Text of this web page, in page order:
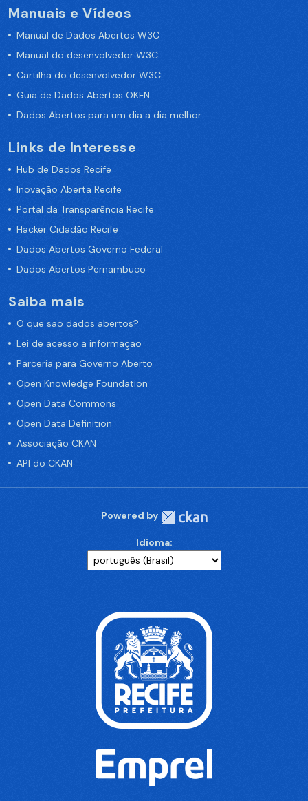
Manuais e Vídeos
Manual de Dados Abertos W3C
Manual do desenvolvedor W3C
Cartilha do desenvolvedor W3C
Guia de Dados Abertos OKFN
Dados Abertos para um dia a dia melhor
Links de Interesse
Hub de Dados Recife
Inovação Aberta Recife
Portal da Transparência Recife
Hacker Cidadão Recife
Dados Abertos Governo Federal
Dados Abertos Pernambuco
Saiba mais
O que são dados abertos?
Lei de acesso a informação
Parceria para Governo Aberto
Open Knowledge Foundation
Open Data Commons
Open Data Definition
Associação CKAN
API do CKAN
Powered by
Idioma